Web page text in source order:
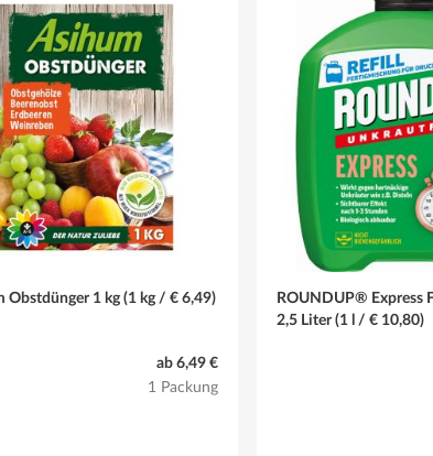
Obstdünger 1 kg (1 kg / € 6,49)
ab 6,49 €
1 Packung
ROUNDUP® Express
2,5 Liter (1 l / € 10,80)